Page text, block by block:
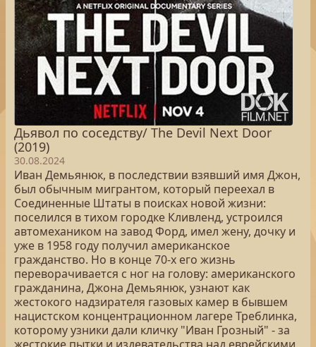
Дьявол по соседству/ The Devil Next Door
(2019)
30.08.2024
Иван Демьянюк, в последствии взявший имя Джон,
был обычным мигрантом, который переехал в
Соединенные Штаты в поисках новой жизни:
поселился в тихом городке Кливленд, устроился
автомехаником на завод Форд, имел жену, дочку и
уже в 1958 году получил американское
гражданство. Но в конце 70-х его жизнь
переворачивается с ног на голову: американского
гражданина, Джона Демьянюк, узнают как
жестокого надзирателя газовых камер в бывшем
нацистском концентрационном лагере Треблинка,
которому узники дали кличку "Иван Грозный" - за